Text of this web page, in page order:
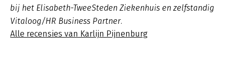
bij het Elisabeth-TweeSteden Ziekenhuis en zelfstandig
Vitaloog/HR Business Partner.
Alle recensies van Karlijn Pijnenburg